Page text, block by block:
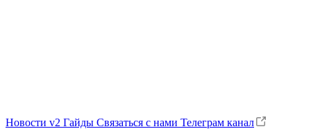
Новости v2 Гайды Связаться с нами Телеграм канал